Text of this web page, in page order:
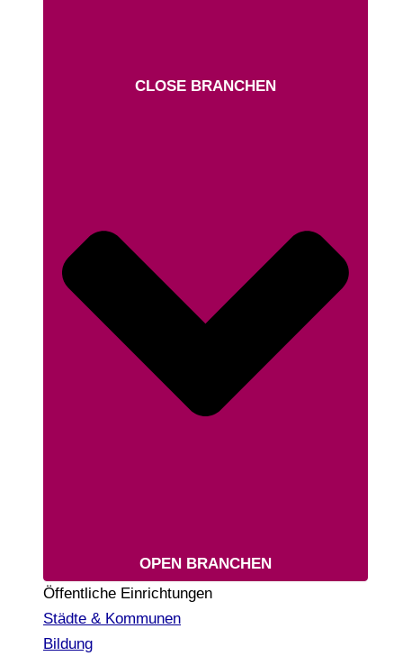
CLOSE BRANCHEN
OPEN BRANCHEN
Öffentliche Einrichtungen
Städte & Kommunen
Bildung